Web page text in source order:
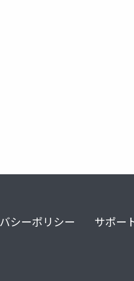
シーポリシー サポー